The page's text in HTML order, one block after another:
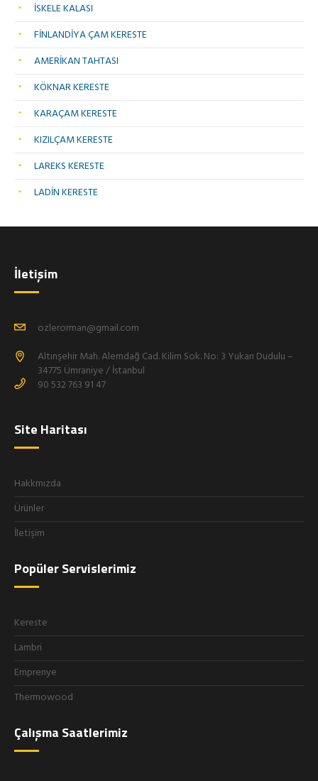
İSKELE KALASI
FİNLANDİYA ÇAM KERESTE
AMERİKAN TAHTASI
KÖKNAR KERESTE
KARAÇAM KERESTE
KIZILÇAM KERESTE
LAREKS KERESTE
LADİN KERESTE
İletişim
ozlerorman@gmail.com
Altınşehir Mah. Alemdağ Cad. Kilim Sok. No: 3 Yukarı Dudulu –
34775 Ümraniye / İstanbul
90 532 763 91 47
Site Haritası
Hakkmızda
Ürünler
İletişim
Popüler Servislerimiz
Kereste
Lambri
Emprenye
Thermowood
Çalışma Saatlerimiz